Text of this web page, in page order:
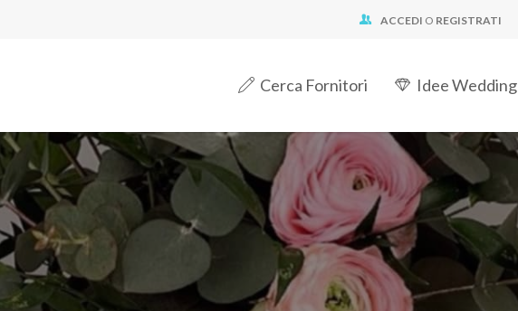
ACCEDI O REGISTRATI
Cerca Fornitori Idee Wedding